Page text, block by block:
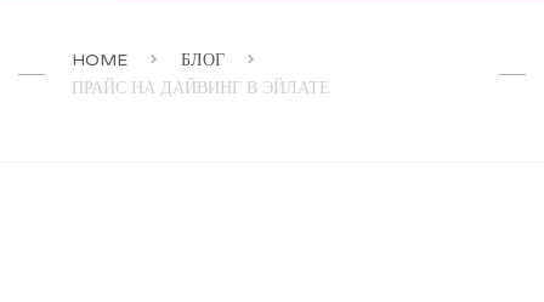
HOME
БЛОГ
ПРАЙС НА ДАЙВИНГ В ЭЙЛАТЕ